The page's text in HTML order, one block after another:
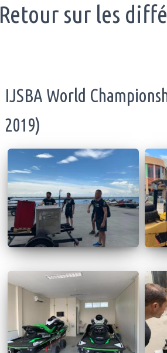
Retour sur les
IJSBA World
2019)